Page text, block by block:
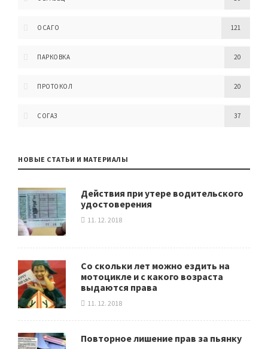
ОСАГО 121
ПАРКОВКА 20
ПРОТОКОЛ 20
СОГАЗ 37
НОВЫЕ СТАТЬИ И МАТЕРИАЛЫ
Действия при утере водительского
удостоверения
11. 12. 2018
Со скольки лет можно ездить на
мотоцикле и с какого возраста
выдаются права
11. 12. 2018
Повторное лишение прав за пьянку